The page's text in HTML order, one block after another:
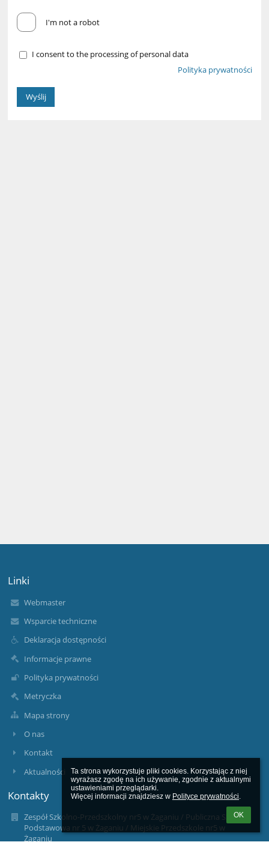
Ta strona wykorzystuje pliki cookies. Korzystając z niej
wyrażasz zgodę na ich używanie, zgodnie z aktualnymi
ustawieniami przeglądarki.
Więcej informacji znajdziesz w Polityce prywatności.
OK
I'm not a robot
I consent to the processing of personal data
Polityka prywatności
Linki
Webmaster
Wsparcie techniczne
Deklaracja dostępności
Informacje prawne
Polityka prywatności
Metryczka
Mapa strony
O nas
Kontakt
Aktualności
Kontakty
Zespół Szkolno-Przedszkolny nr5 w Żaganiu / Publiczna Szkoła
Podstawowa nr 5 w Żaganiu / Miejskie Przedszkole nr5 w
Żaganiu